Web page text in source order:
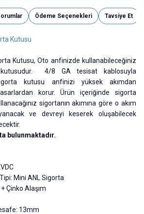
Ödeme Seçenekleri Tavsiye Et
Kutusu
Kutusu, Oto anfinizde kullanabileceğiniz
4/8 GA tesisat kablosuyla
kutusu anfinizi yüksek akımdan
korur. Ürün içeriğinde sigorta
sigortanın akımına göre o akım
yanacak ve devreyi keserek oluşabilecek
bulunmaktadır.
Mini ANL Sigorta
Çinko Alaşım
13mm